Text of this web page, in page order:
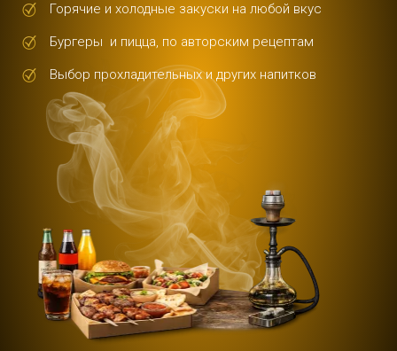
Горячие и холодные закуски на любой вкус
Бургеры и пицца, по авторским рецептам
Выбор прохладительных и других напитков